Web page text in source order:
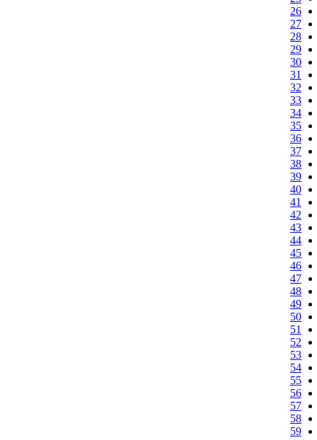
26
27
28
29
30
31
32
33
34
35
36
37
38
39
40
41
42
43
44
45
46
47
48
49
50
51
52
53
54
55
56
57
58
59